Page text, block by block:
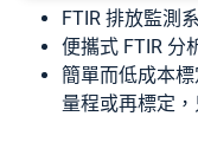
FTIR 排放監測
便攜式 FTIR 分
簡單而低成本
量程或再標定